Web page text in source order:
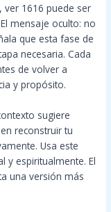
ver 1616 puede ser
mensaje oculto: no
que esta fase de
necesaria. Cada
de volver a
y propósito.
sugiere
reconstruir tu
Usa este
y espiritualmente. El
una versión más